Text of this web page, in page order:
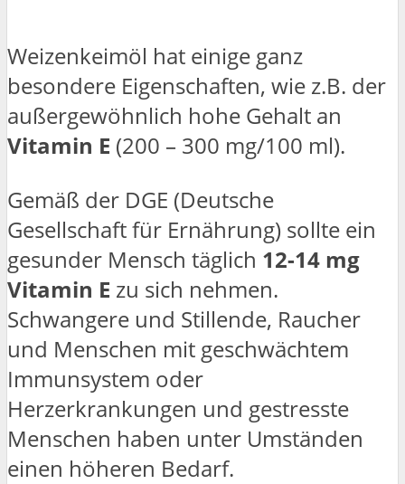
Weizenkeimöl hat einige ganz
besondere Eigenschaften, wie z.B. der
außergewöhnlich hohe Gehalt an
Vitamin E (200 – 300 mg/100 ml).
Gemäß der DGE (Deutsche
Gesellschaft für Ernährung) sollte ein
gesunder Mensch täglich 12-14 mg
Vitamin E zu sich nehmen.
Schwangere und Stillende, Raucher
und Menschen mit geschwächtem
Immunsystem oder
Herzerkrankungen und gestresste
Menschen haben unter Umständen
einen höheren Bedarf.